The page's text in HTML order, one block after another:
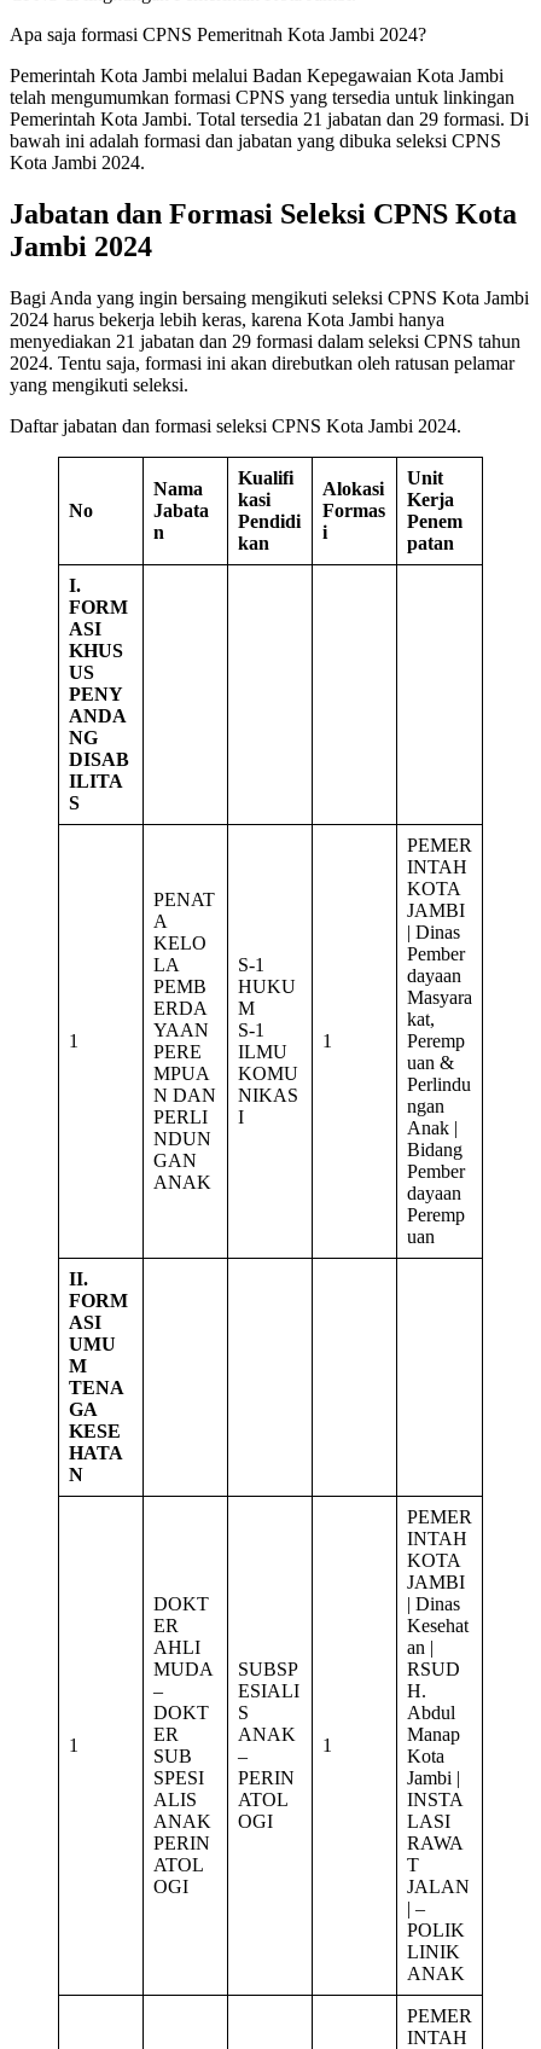
Apa saja formasi CPNS Pemeritnah Kota Jambi 2024?
Pemerintah Kota Jambi melalui Badan Kepegawaian Kota Jambi
telah mengumumkan formasi CPNS yang tersedia untuk linkingan
Pemerintah Kota Jambi. Total tersedia 21 jabatan dan 29 formasi. Di
bawah ini adalah formasi dan jabatan yang dibuka seleksi CPNS
Kota Jambi 2024.
Jabatan dan Formasi Seleksi CPNS Kota
Jambi 2024
Bagi Anda yang ingin bersaing mengikuti seleksi CPNS Kota Jambi
2024 harus bekerja lebih keras, karena Kota Jambi hanya
menyediakan 21 jabatan dan 29 formasi dalam seleksi CPNS tahun
2024. Tentu saja, formasi ini akan direbutkan oleh ratusan pelamar
yang mengikuti seleksi.
Daftar jabatan dan formasi seleksi CPNS Kota Jambi 2024.
No
Nama
Jabata
n
Kualifi
kasi
Pendidi
kan
Alokasi
Formas
i
Unit
Kerja
Penem
patan
I.
FORM
ASI
KHUS
US
PENY
ANDA
NG
DISAB
ILITA
S
1
PENAT
A
KELO
LA
PEMB
ERDA
YAAN
PERE
MPUA
N DAN
PERLI
NDUN
GAN
ANAK
S-1
HUKU
M
S-1
ILMU
KOMU
NIKAS
I
1
PEMER
INTAH
KOTA
JAMBI
| Dinas
Pember
dayaan
Masyara
kat,
Peremp
uan &
Perlindu
ngan
Anak |
Bidang
Pember
dayaan
Peremp
uan
II.
FORM
ASI
UMU
M
TENA
GA
KESE
HATA
N
1
DOKT
ER
AHLI
MUDA
–
DOKT
ER
SUB
SPESI
ALIS
ANAK
PERIN
ATOL
OGI
SUBSP
ESIALI
S
ANAK
–
PERIN
ATOL
OGI
1
PEMER
INTAH
KOTA
JAMBI
| Dinas
Kesehat
an |
RSUD
H.
Abdul
Manap
Kota
Jambi |
INSTA
LASI
RAWA
T
JALAN
| –
POLIK
LINIK
ANAK
PEMER
INTAH